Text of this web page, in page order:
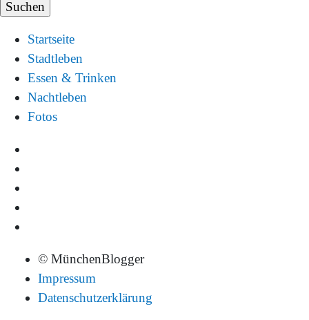
Startseite
Stadtleben
Essen & Trinken
Nachtleben
Fotos
© MünchenBlogger
Impressum
Datenschutzerklärung